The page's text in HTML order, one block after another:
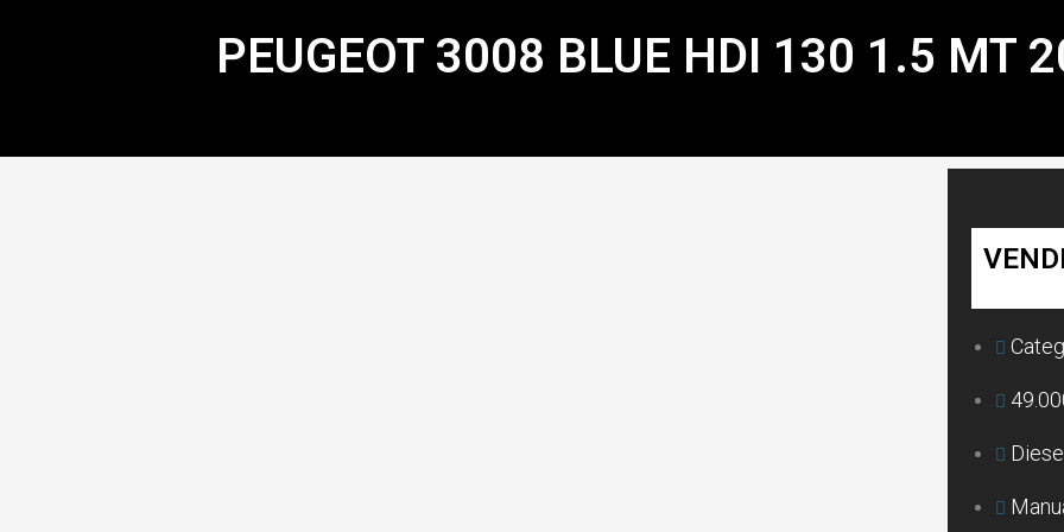
PEUGEOT 3008 BLUE HDI 130 1.5 MT
Diesel